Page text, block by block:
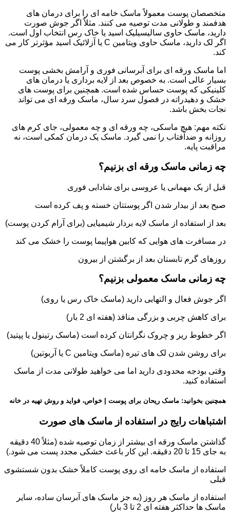
متخصصان پوست معمولاً ماسک خامه ای را برای درمان های
هدفمند و طولانی مدت توصیه می کنند. مثلاً اگر جوش صورت
دارید، ماسک حاوی سالیسیلیک اسید یا خاک رس انتخاب اول است.
اگر لک دارید، ماسک حاوی ویتامین C یا آزلائیک اسید مؤثرتر کار می
کند.
اما ماسک ورقه ای برای آبرسانی فوری و آرامش بخشی پوست
بسیار عالی است. به خصوص بعد از لایه برداری یا درمان های
کلینیکی که پوست حساس شده است. همچنین برای پوست های
خشک و دهیدراته در فصول سرد سال، ماسک ورقه ای می تواند
نجات بخش باشد.
نکته مهم: هیچ ماسکی، چه ورقه ای و چه معمولی، جای کرم های
روزانه و ضدآفتاب را نمی گیرد. ماسک یک درمان کمکی است، نه
مراقبت پایه.
چه زمانی ماسک ورقه ای بزنیم؟
قبل از یک مهمانی یا عروسی برای شادابی فوری
صبح بعد از بیدار شدن اگر پوستتان خسته و پف کرده است
بعد از استفاده از ماسک لایه بردار شیمیایی (برای آرام کردن پوست)
در مسافرت های هوایی که کابین هواپیما پوست را خشک می کند
روزهای گرم تابستان بعد از برگشتن از بیرون
چه زمانی ماسک معمولی بزنیم؟
اگر جوش فعال و التهابی دارید (ماسک خاک رس یا روی)
برای کاهش چربی و بزرگی منافذ (هفته ای 2 بار)
اگر خطوط ریز و چروک نگرانتان کرده است (ماسک رتینول یا پپتید)
برای روشن شدن لک های تیره (ماسک ویتامین C یا آربوتین)
وقتی بودجه محدودی دارید اما می خواهید طولانی مدت از ماسک
استفاده کنید.
همچنین بخوانید: ماسک ریحان برای پوست | خواص، فواید و روش تهیه در خانه
اشتباهات رایج در استفاده از ماسک های صورت
گذاشتن ماسک ورقه ای بیشتر از زمان توصیه شده (مثلاً 40 دقیقه
به جای 15 تا 20 دقیقه. این کار باعث خشکی مجدد پست می شود.)
استفاده از ماسک خامه ای روی پوست کاملاً خشک بدون شستشوی
قبلی
استفاده از ماسک هر روز (به جز ماسک های آبرسان ساده، سایر
ماسک ها حداکثر هفته ای 2 تا 3 بار)